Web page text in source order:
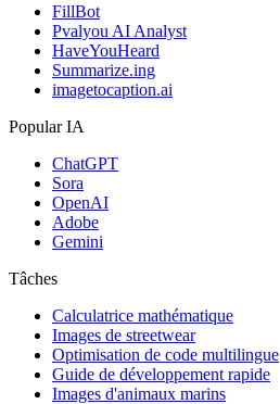
FillBot
Pvalyou AI Analyst
HaveYouHeard
Summarize.ing
imagetocaption.ai
Popular IA
ChatGPT
Sora
OpenAI
Adobe
Gemini
Tâches
Calculatrice mathématique
Images de streetwear
Optimisation de code multilingue
Guide de développement rapide
Images d'animaux marins